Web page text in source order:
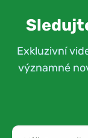
Exkluzivní
významné